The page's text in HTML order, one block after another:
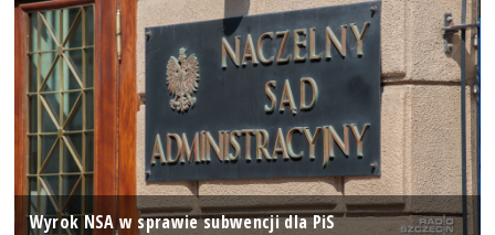
Wyrok NSA w sprawie subwencji dla PiS